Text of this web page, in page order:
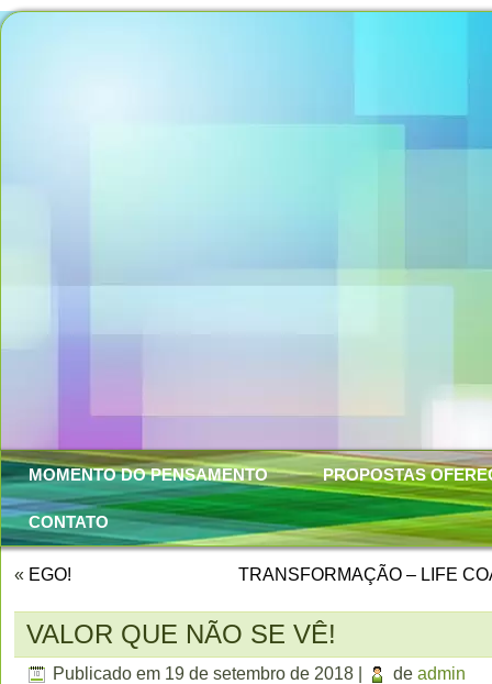
MOMENTO DO PENSAMENTO PROPOSTAS
CONTATO
« EGO! TRANSFORMAÇÃO – LIFE
VALOR QUE NÃO SE VÊ!
Publicado em 19 de setembro de 2018 de admin